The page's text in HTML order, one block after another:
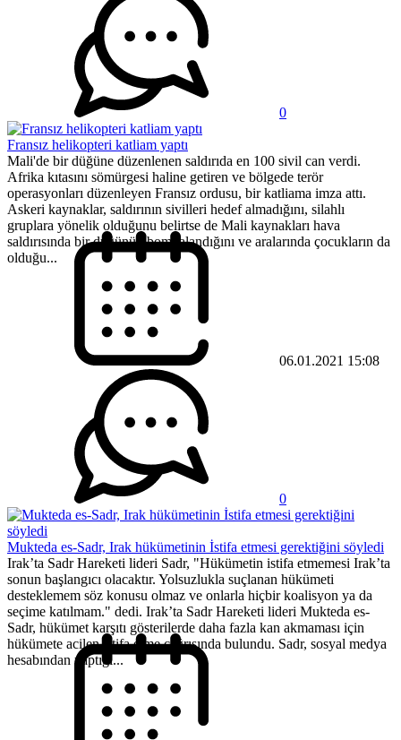
0
Fransız helikopteri katliam yaptı
Mali'de bir düğüne düzenlenen saldırıda en 100 sivil can verdi.
Afrika kıtasını sömürgesi haline getiren ve bölgede terör
operasyonları düzenleyen Fransız ordusu, bir katliama imza attı.
Askeri kaynaklar, saldırının sivilleri hedef almadığını, silahlı
gruplara yönelik olduğunu belirtse de Mali kaynakları hava
saldırısında bir düğünün bombalandığını ve aralarında çocukların da
olduğu...
06.01.2021 15:08
0
Mukteda es-Sadr, Irak hükümetinin İstifa etmesi gerektiğini söyledi
Irak’ta Sadr Hareketi lideri Sadr, "Hükümetin istifa etmemesi Irak’ta
sonun başlangıcı olacaktır. Yolsuzlukla suçlanan hükümeti
desteklemem söz konusu olmaz ve onlarla hiçbir koalisyon ya da
seçime katılmam." dedi. Irak’ta Sadr Hareketi lideri Mukteda es-
Sadr, hükümet karşıtı gösterilerde daha fazla kan akmaması için
hükümete acilen istifa etme çağrısında bulundu. Sadr, sosyal medya
hesabından yaptığı...